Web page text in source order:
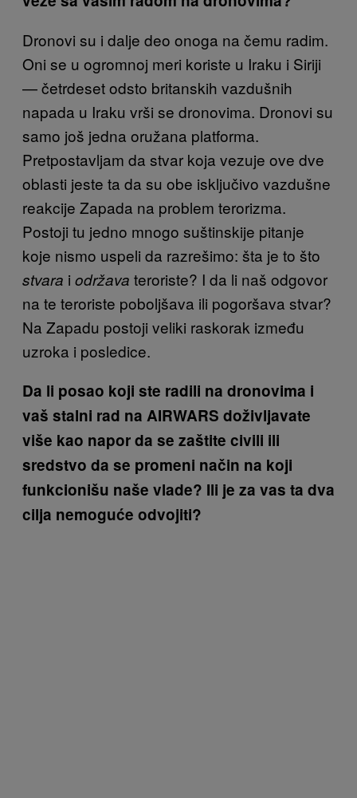
Dronovi su i dalje deo onoga na čemu radim.
Oni se u ogromnoj meri koriste u Iraku i Siriji
— četrdeset odsto britanskih vazdušnih
napada u Iraku vrši se dronovima. Dronovi su
samo još jedna oružana platforma.
Pretpostavljam da stvar koja vezuje ove dve
oblasti jeste ta da su obe isključivo vazdušne
reakcije Zapada na problem terorizma.
Postoji tu jedno mnogo suštinskije pitanje
koje nismo uspeli da razrešimo: šta je to što
stvara i održava teroriste? I da li naš odgovor
na te teroriste poboljšava ili pogoršava stvar?
Na Zapadu postoji veliki raskorak između
uzroka i posledice.
Da li posao koji ste radili na dronovima i
vaš stalni rad na AIRWARS doživljavate
više kao napor da se zaštite civili ili
sredstvo da se promeni način na koji
funkcionišu naše vlade? Ili je za vas ta dva
cilja nemoguće odvojiti?